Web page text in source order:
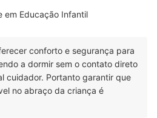
em Educação Infantil
conforto e segurança para
a dormir sem o contato direto
cuidador. Portanto garantir que
no abraço da criança é